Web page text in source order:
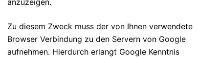
anzuzeigen.
Zu diesem Zweck muss der von Ihnen verwendete
Browser Verbindung zu den Servern von Google
aufnehmen. Hierdurch erlangt Google Kenntnis